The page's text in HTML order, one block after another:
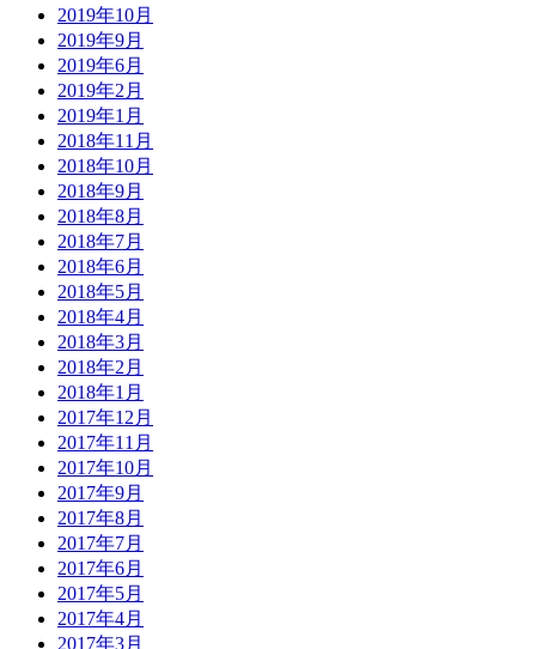
2019年10月
2019年9月
2019年6月
2019年2月
2019年1月
2018年11月
2018年10月
2018年9月
2018年8月
2018年7月
2018年6月
2018年5月
2018年4月
2018年3月
2018年2月
2018年1月
2017年12月
2017年11月
2017年10月
2017年9月
2017年8月
2017年7月
2017年6月
2017年5月
2017年4月
2017年3月